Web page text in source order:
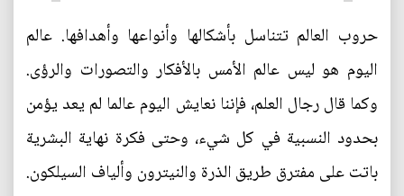
حروب العالم تتناسل بأشكالها وأنواعها وأهدافها‮. ‬عالم
اليوم هو ليس عالم الأمس بالأفكار والتصورات والرؤى‮.
‬وكما قال رجال العلم،‮ ‬فإننا نعايش اليوم عالما لم‮ ‬يعد‮ ‬يؤمن
بحدود النسبية في‮ ‬كل شيء،‮ ‬وحتى فكرة نهاية البشرية
باتت على مفترق طريق الذرة والنيترون وألياف السيلكون‮.